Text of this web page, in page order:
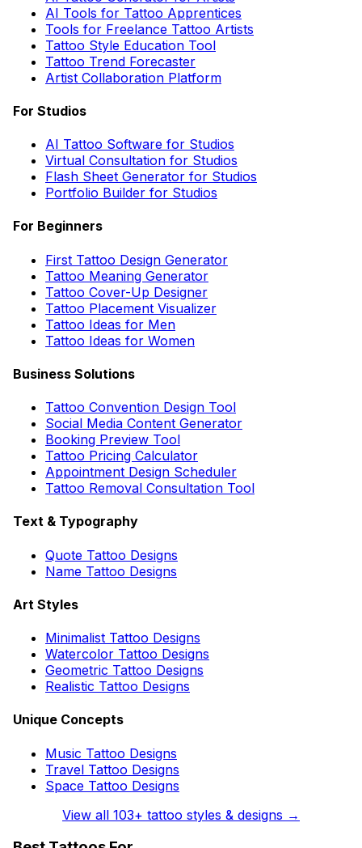
AI Tools for Tattoo Apprentices
Tools for Freelance Tattoo Artists
Tattoo Style Education Tool
Tattoo Trend Forecaster
Artist Collaboration Platform
For Studios
AI Tattoo Software for Studios
Virtual Consultation for Studios
Flash Sheet Generator for Studios
Portfolio Builder for Studios
For Beginners
First Tattoo Design Generator
Tattoo Meaning Generator
Tattoo Cover-Up Designer
Tattoo Placement Visualizer
Tattoo Ideas for Men
Tattoo Ideas for Women
Business Solutions
Tattoo Convention Design Tool
Social Media Content Generator
Booking Preview Tool
Tattoo Pricing Calculator
Appointment Design Scheduler
Tattoo Removal Consultation Tool
Text & Typography
Quote Tattoo Designs
Name Tattoo Designs
Art Styles
Minimalist Tattoo Designs
Watercolor Tattoo Designs
Geometric Tattoo Designs
Realistic Tattoo Designs
Unique Concepts
Music Tattoo Designs
Travel Tattoo Designs
Space Tattoo Designs
View all 103+ tattoo styles & designs →